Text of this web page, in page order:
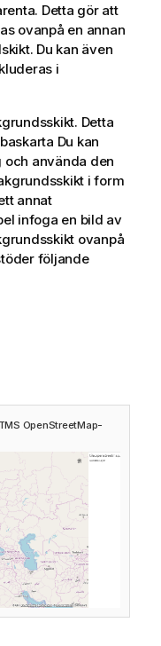
Detta gör att
ovanpå en annan
Du kan även
i
Detta
Du kan
använda den
i form
annat
infoga en bild av
ovanpå
följande
TMS OpenStreetMap-